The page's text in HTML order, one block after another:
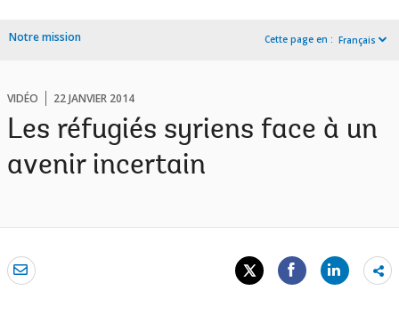
Notre mission Cette page en : Français
VIDÉO 22 JANVIER 2014
Les réfugiés syriens face à un
avenir incertain